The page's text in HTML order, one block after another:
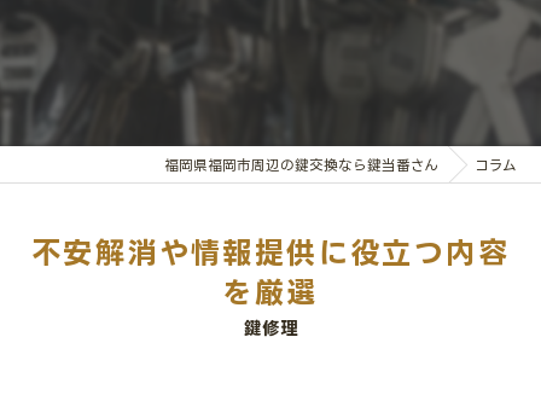
福岡県福岡市周辺の鍵交換なら鍵当番さん コラム
不安解消や情報提供に役立つ内容
を厳選
鍵修理